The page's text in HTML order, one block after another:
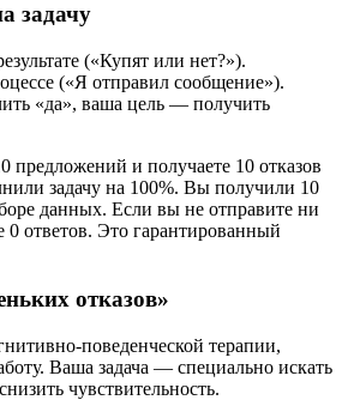
задачу
(«Купят или нет?»).
(«Я отправил сообщение»).
«да», ваша цель — получить
предложений и получаете 10 отказов
задачу на 100%. Вы получили 10
данных. Если вы не отправите ни
ответов. Это гарантированный
отказов»
поведенческой терапии,
Ваша задача — специально искать
чувствительность.